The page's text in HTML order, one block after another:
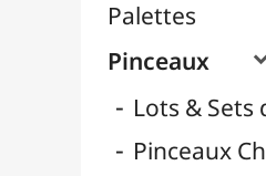
Pinceaux Cléopâtre
Pinceaux Poils Naturels
Pinceaux pour Acrylique
Pinceaux pour Aquarelle